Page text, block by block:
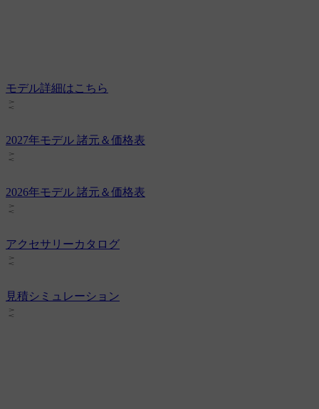
モデル詳細はこちら
2027年モデル 諸元＆価格表
2026年モデル 諸元＆価格表
アクセサリーカタログ
見積シミュレーション